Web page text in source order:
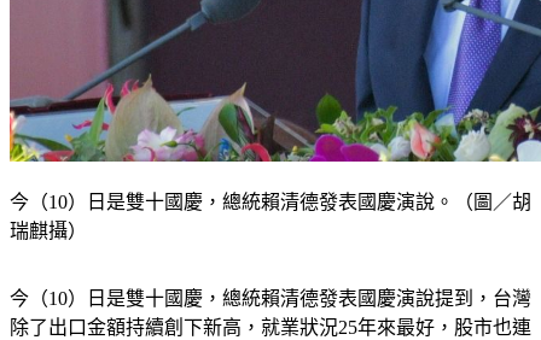
瑞麒攝）
除了出口金額持續創下新高，就業狀況25年來最好，股市也連
續六個月上漲，站上27,301歷史高點，台股市值更超過3兆美